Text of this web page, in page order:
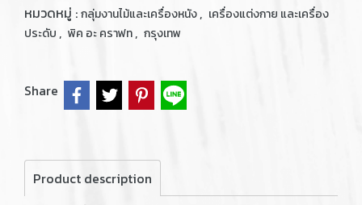
หมวดหมู่ :กลุ่มงานไม้และเครื่องหนัง, เครื่องแต่งกาย และเครื่อง
ประดับ , พิค อะ คราฟท, กรุงเทพ
Share
Product description